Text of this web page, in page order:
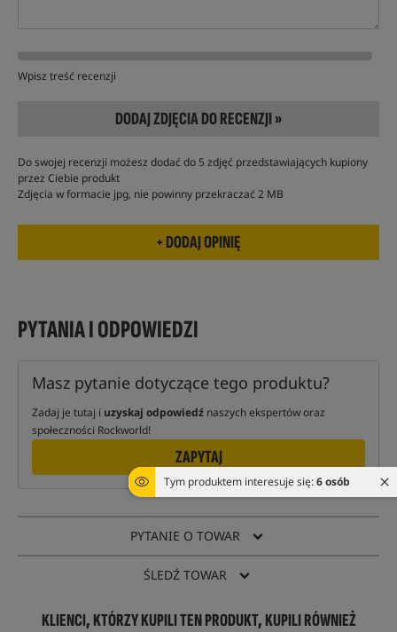
Tym produktem interesuje się:6 osób
Wpisz treść recenzji
DODAJ ZDJĘCIA DO RECENZJI »
Do swojej recenzji możesz dodać do 5 zdjęć przedstawiających kupiony
przez Ciebie produkt
Zdjęcia w formacie jpg, nie powinny przekraczać 2 MB
PYTANIA I ODPOWIEDZI
Masz pytanie dotyczące tego produktu?
Zadaj je tutaj i uzyskaj odpowiedź naszych ekspertów oraz
społeczności Rockworld!
ZAPYTAJ
PYTANIE O TOWAR
ŚLEDŹ TOWAR
KLIENCI, KTÓRZY KUPILI TEN PRODUKT, KUPILI RÓWNIEŻ